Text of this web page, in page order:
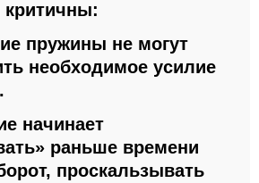
критичны:
пружины не могут
необходимое усилие
начинает
раньше времени
проскальзывать